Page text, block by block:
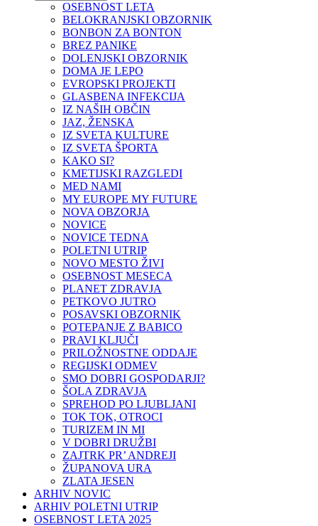
OSEBNOST LETA
BELOKRANJSKI OBZORNIK
BONBON ZA BONTON
BREZ PANIKE
DOLENJSKI OBZORNIK
DOMA JE LEPO
EVROPSKI PROJEKTI
GLASBENA INFEKCIJA
IZ NAŠIH OBČIN
JAZ, ŽENSKA
IZ SVETA KULTURE
IZ SVETA ŠPORTA
KAKO SI?
KMETIJSKI RAZGLEDI
MED NAMI
MY EUROPE MY FUTURE
NOVA OBZORJA
NOVICE
NOVICE TEDNA
POLETNI UTRIP
NOVO MESTO ŽIVI
OSEBNOST MESECA
PLANET ZDRAVJA
PETKOVO JUTRO
POSAVSKI OBZORNIK
POTEPANJE Z BABICO
PRAVI KLJUČI
PRILOŽNOSTNE ODDAJE
REGIJSKI ODMEV
SMO DOBRI GOSPODARJI?
ŠOLA ZDRAVJA
SPREHOD PO LJUBLJANI
TOK TOK, OTROCI
TURIZEM IN MI
V DOBRI DRUŽBI
ZAJTRK PR’ ANDREJI
ŽUPANOVA URA
ZLATA JESEN
ARHIV NOVIC
ARHIV POLETNI UTRIP
OSEBNOST LETA 2025